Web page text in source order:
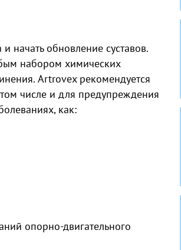
начать обновление суставов.
набором химических
Artrovex рекомендуется
числе и для предупреждения
как:
опорно-двигательного